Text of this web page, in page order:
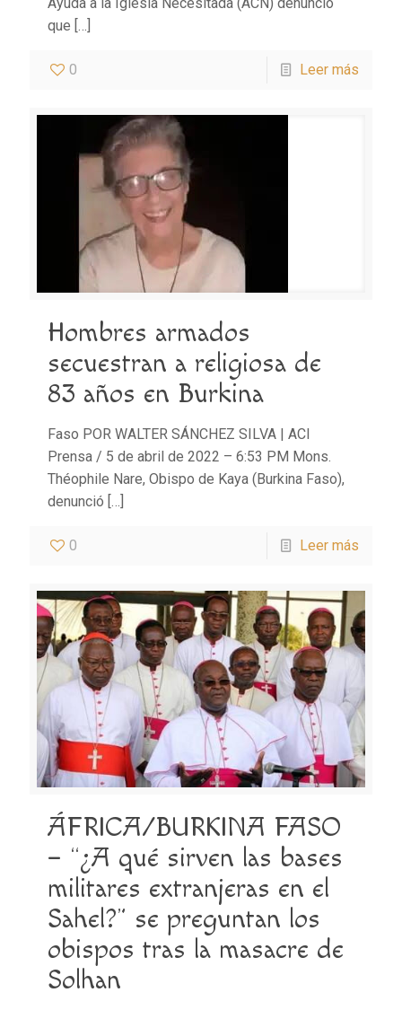
que […]
0 Leer más
Hombres armados
secuestran a religiosa de
83 años en Burkina
Faso POR WALTER SÁNCHEZ SILVA | ACI
Prensa / 5 de abril de 2022 – 6:53 PM Mons.
Théophile Nare, Obispo de Kaya (Burkina Faso),
denunció […]
0 Leer más
ÁFRICA/BURKINA FASO
– “¿A qué sirven las bases
militares extranjeras en el
Sahel?” se preguntan los
obispos tras la masacre de
Solhan